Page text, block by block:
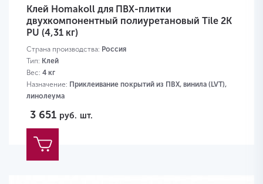
Клей Homakoll для ПВХ-плитки
двухкомпонентный полиуретановый Tile 2K
PU (4,31 кг)
Страна производства: Россия
Тип: Клей
Вес: 4 кг
Назначение: Приклеивание покрытий из ПВХ, винила (LVT),
линолеума
3 651 руб. шт.